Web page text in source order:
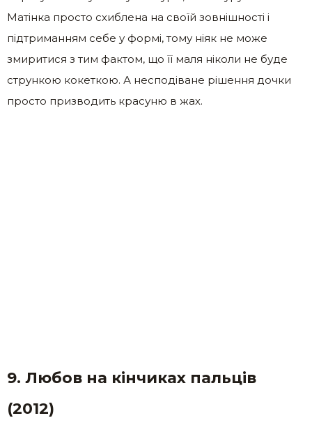
Матінка просто схиблена на своїй зовнішності і
підтриманням себе у формі, тому ніяк не може
змиритися з тим фактом, що її маля ніколи не буде
стрункою кокеткою. А несподіване рішення дочки
просто призводить красуню в жах.
9. Любов на кінчиках пальців
(2012)